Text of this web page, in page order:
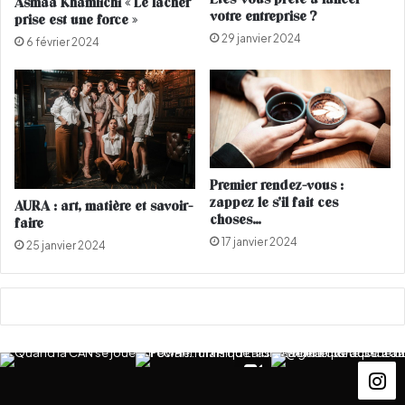
s
f
m
m
e
s
d
o
i
v
e
n
ê
r
s
u
s
i
t
e
l
p
o
l
é
m
q
e
prise est une force »
6 février 2024
votre entreprise ?
29 janvier 2024
AURA : art, matière et savoir-
faire
25 janvier 2024
Premier rendez-vous :
zappez le s’il fait ces
choses…
17 janvier 2024